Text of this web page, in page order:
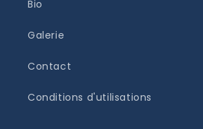
Bio
Galerie
Contact
Conditions d'utilisations